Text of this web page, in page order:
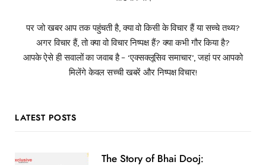
पर जो खबर आप तक पहुंचती है, क्या वो किसी के विचार हैं या सच्चे तथ्य?
अगर विचार हैं, तो क्या वो विचार निष्पक्ष हैं? क्या कभी गौर किया है?
आपके ऐसे ही सवालों का जवाब है – ‘एक्सक्लूसिव समाचार’, जहां पर आपको
मिलेंगे केवल सच्ची खबरें और निष्पक्ष विचार!
LATEST POSTS
The Story of Bhai Dooj: